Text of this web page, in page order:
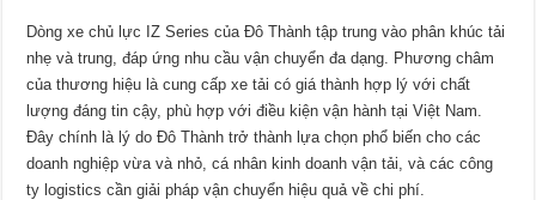
Dòng xe chủ lực IZ Series của Đô Thành tập trung vào phân khúc tải
nhẹ và trung, đáp ứng nhu cầu vận chuyển đa dạng. Phương châm
của thương hiệu là cung cấp xe tải có giá thành hợp lý với chất
lượng đáng tin cậy, phù hợp với điều kiện vận hành tại Việt Nam.
Đây chính là lý do Đô Thành trở thành lựa chọn phổ biến cho các
doanh nghiệp vừa và nhỏ, cá nhân kinh doanh vận tải, và các công
ty logistics cần giải pháp vận chuyển hiệu quả về chi phí.